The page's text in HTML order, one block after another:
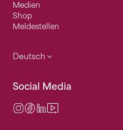
Medien
Shop
Meldestellen
Deutsch
Social Media
Instagram
Facebook
LinkedIn